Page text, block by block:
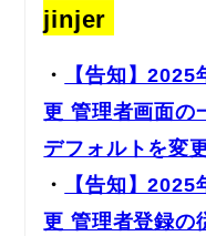
jinjer
・
【告知】
更 管理者画面の
デフォルトを変
・
【告知】
更 管理者登録の